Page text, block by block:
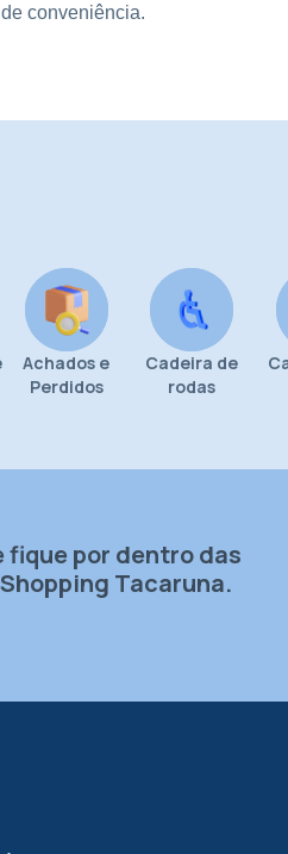
conveniência.
Achados e
Perdidos
Cadeira de
rodas
fique por dentro das
Tacaruna.